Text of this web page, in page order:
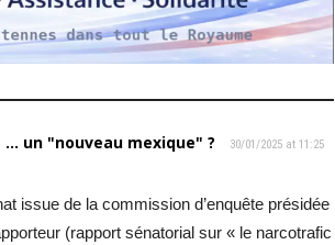
un "nouveau mexique" ?
30/01/2025 at 11:25
issue de la commission d’enquête présidée
(rapport sénatorial sur « le narcotrafic